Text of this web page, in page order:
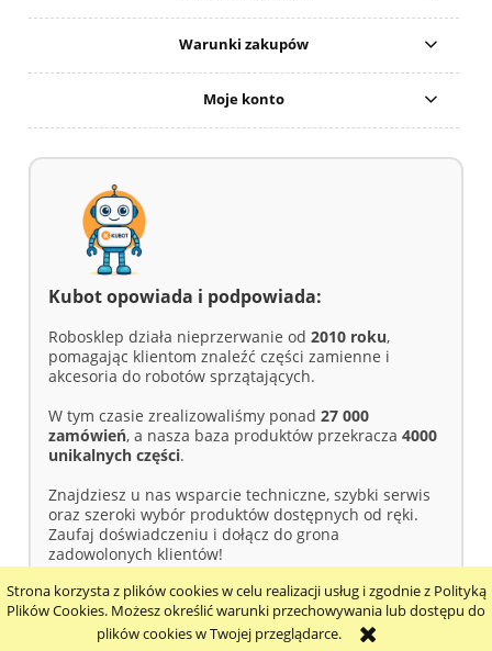
Strona korzysta z plików cookies w celu realizacji usług i zgodnie z Polityką
Plików Cookies. Możesz określić warunki przechowywania lub dostępu do
plików cookies w Twojej przeglądarce.
Warunki zakupów
Moje konto
Kubot opowiada i podpowiada:
Robosklep działa nieprzerwanie od 2010 roku,
pomagając klientom znaleźć części zamienne i
akcesoria do robotów sprzątających.
W tym czasie zrealizowaliśmy ponad 27 000
zamówień, a nasza baza produktów przekracza 4000
unikalnych części.
Znajdziesz u nas wsparcie techniczne, szybki serwis
oraz szeroki wybór produktów dostępnych od ręki.
Zaufaj doświadczeniu i dołącz do grona
zadowolonych klientów!
pokaż pełną wersję strony
Sklep internetowy Shoper.pl